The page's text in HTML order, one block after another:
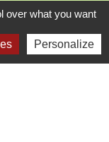
over what you want
Personalize